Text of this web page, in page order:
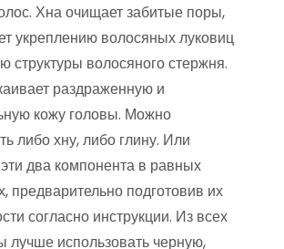
Хна очищает забитые поры,
укреплению волосяных луковиц
структуры волосяного стержня.
раздраженную и
кожу головы. Можно
либо хну, либо глину. Или
два компонента в равных
предварительно подготовив их
согласно инструкции. Из всех
лучше использовать черную,